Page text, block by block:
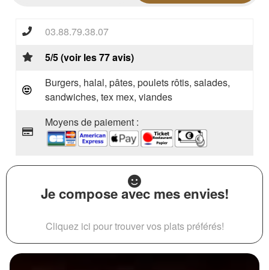
03.88.79.38.07
5/5 (voir les 77 avis)
Burgers, halal, pâtes, poulets rôtis, salades,
sandwiches, tex mex, viandes
Moyens de paiement :
Je compose avec mes envies!
Cliquez ici pour trouver vos plats préférés!